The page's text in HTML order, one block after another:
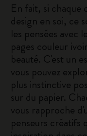
En fait, si chaque
design en soi, ce
les pensées avec
pages couleur
beauté. C'est un
vous pouvez
plus instinctive
sur du papier.
vous rapproche
penseurs créatifs